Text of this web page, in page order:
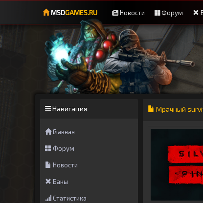
MSDGAMES.RU Новости Форум
Навигация
Главная
Форум
Новости
Баны
Статистика
Мрачный